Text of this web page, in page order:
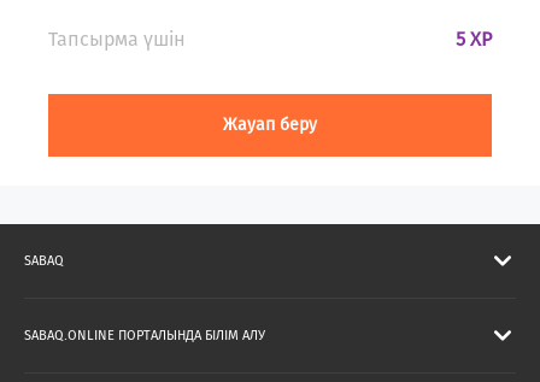
Тапсырма үшін 5 XP
Жауап беру
SABAQ
SABAQ.ONLINE ПОРТАЛЫНДА БІЛІМ АЛУ